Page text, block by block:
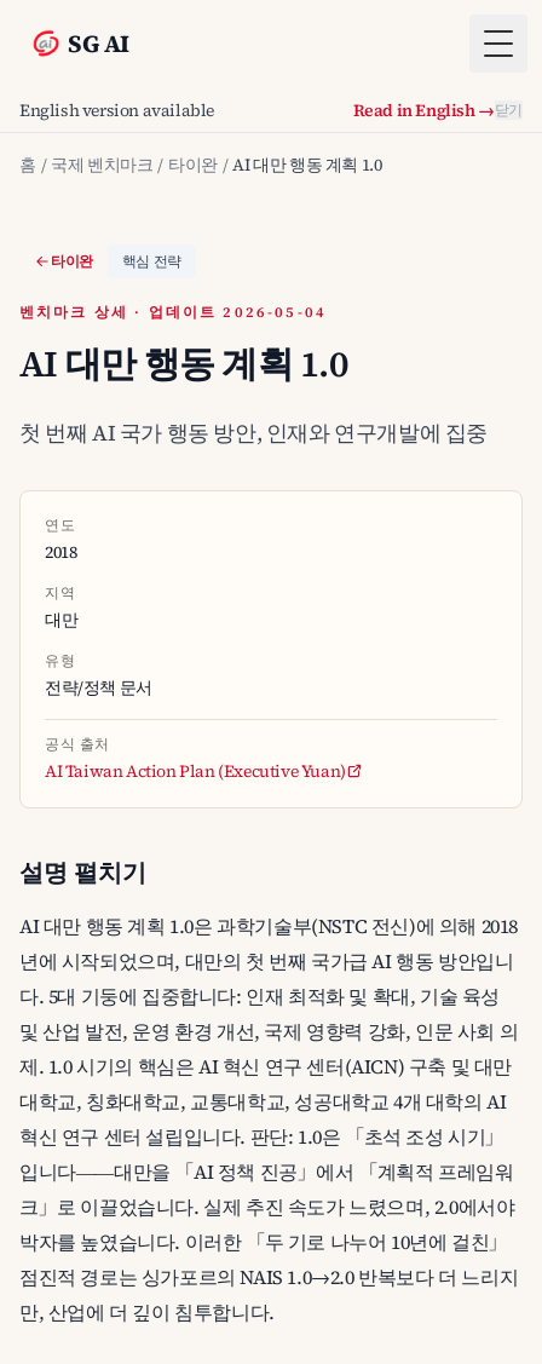
SG AI
English version available Read in English →닫기
홈 / 국제 벤치마크 / 타이완 / AI 대만 행동 계획 1.0
타이완 핵심 전략
벤치마크 상세 · 업데이트 2026-05-04
AI 대만 행동 계획 1.0
첫 번째 AI 국가 행동 방안, 인재와 연구개발에 집중
연도
2018
지역
대만
유형
전략/정책 문서
공식 출처
AI Taiwan Action Plan (Executive Yuan)
설명 펼치기
AI 대만 행동 계획 1.0은 과학기술부(NSTC 전신)에 의해 2018
년에 시작되었으며, 대만의 첫 번째 국가급 AI 행동 방안입니
다. 5대 기둥에 집중합니다: 인재 최적화 및 확대, 기술 육성
및 산업 발전, 운영 환경 개선, 국제 영향력 강화, 인문 사회 의
제. 1.0 시기의 핵심은 AI 혁신 연구 센터(AICN) 구축 및 대만
대학교, 칭화대학교, 교통대학교, 성공대학교 4개 대학의 AI
혁신 연구 센터 설립입니다. 판단: 1.0은 「초석 조성 시기」
입니다――대만을 「AI 정책 진공」에서 「계획적 프레임워
크」로 이끌었습니다. 실제 추진 속도가 느렸으며, 2.0에서야
박자를 높였습니다. 이러한 「두 기로 나누어 10년에 걸친」
점진적 경로는 싱가포르의 NAIS 1.0→2.0 반복보다 더 느리지
만, 산업에 더 깊이 침투합니다.